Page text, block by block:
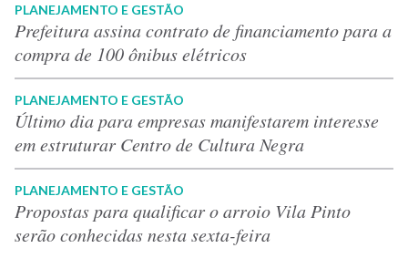
PLANEJAMENTO E GESTÃO
Prefeitura assina contrato de financiamento para a
compra de 100 ônibus elétricos
PLANEJAMENTO E GESTÃO
Último dia para empresas manifestarem interesse
em estruturar Centro de Cultura Negra
PLANEJAMENTO E GESTÃO
Propostas para qualificar o arroio Vila Pinto
serão conhecidas nesta sexta-feira